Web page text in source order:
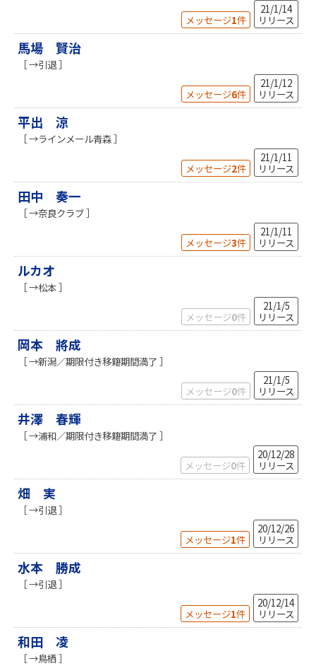
メッセージ1件
21/1/14
リリース
馬場 賢治
［ →引退 ］
メッセージ6件
21/1/12
リリース
平出 涼
［ →ラインメール青森 ］
メッセージ2件
21/1/11
リリース
田中 奏一
［ →奈良クラブ ］
メッセージ3件
21/1/11
リリース
ルカオ
［ →松本 ］
メッセージ0件
21/1/5
リリース
岡本 將成
［ →新潟／期限付き移籍期間満了 ］
メッセージ0件
21/1/5
リリース
井澤 春輝
［ →浦和／期限付き移籍期間満了 ］
メッセージ0件
20/12/28
リリース
畑 実
［ →引退 ］
メッセージ1件
20/12/26
リリース
水本 勝成
［ →引退 ］
メッセージ1件
20/12/14
リリース
和田 凌
［ →鳥栖 ］